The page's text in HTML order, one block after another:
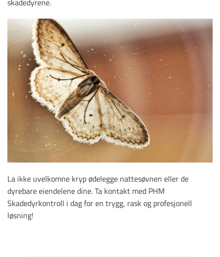
La ikke uvelkomne kryp ødelegge nattesøvnen eller de
dyrebare eiendelene dine. Ta kontakt med PHM
Skadedyrkontroll i dag for en trygg, rask og profesjonell
løsning!